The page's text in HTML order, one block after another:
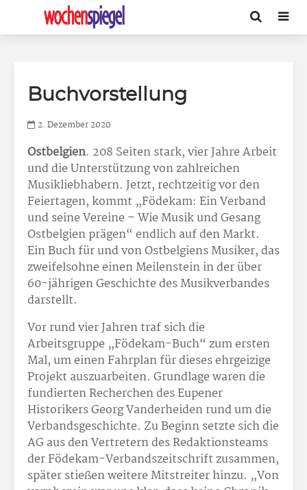
Buchvorstellung
2. Dezember 2020
Ostbelgien. 208 Seiten stark, vier Jahre Arbeit
und die Unterstützung von zahlreichen
Musikliebhabern. Jetzt, rechtzeitig vor den
Feiertagen, kommt „Födekam: Ein Verband
und seine Vereine – Wie Musik und Gesang
Ostbelgien prägen“ endlich auf den Markt.
Ein Buch für und von Ostbelgiens Musiker, das
zweifelsohne einen Meilenstein in der über
60-jährigen Geschichte des Musikverbandes
darstellt.
Vor rund vier Jahren traf sich die
Arbeitsgruppe „Födekam-Buch“ zum ersten
Mal, um einen Fahrplan für dieses ehrgeizige
Projekt auszuarbeiten. Grundlage waren die
fundierten Recherchen des Eupener
Historikers Georg Vanderheiden rund um die
Verbandsgeschichte. Zu Beginn setzte sich die
AG aus den Vertretern des Redaktionsteams
der Födekam-Verbandszeitschrift zusammen,
später stießen weitere Mitstreiter hinzu. „Von